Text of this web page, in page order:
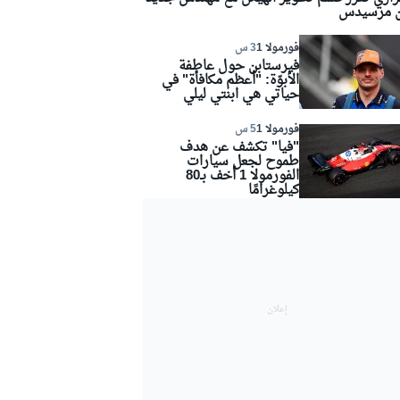
مرسيدس
فورمولا 1 3 س
فيرستابن حول عاطفة
الأبوّة: "أعظم مكافأة" في
حياتي هي ابنتي ليلي
فورمولا 1 5 س
"فيا" تكشف عن هدف
طموح لجعل سيارات
الفورمولا 1 أخف بـ80
كيلوغرامًا